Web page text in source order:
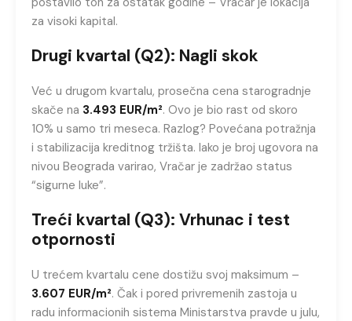
za visoki kapital.
Drugi kvartal (Q2): Nagli skok
Već u drugom kvartalu, prosečna cena starogradnje
skače na 3.493 EUR/m². Ovo je bio rast od skoro
10% u samo tri meseca. Razlog? Povećana potražnja
i stabilizacija kreditnog tržišta. Iako je broj ugovora na
nivou Beograda varirao, Vračar je zadržao status
“sigurne luke”.
Treći kvartal (Q3): Vrhunac i test
otpornosti
U trećem kvartalu cene dostižu svoj maksimum –
3.607 EUR/m². Čak i pored privremenih zastoja u
radu informacionih sistema Ministarstva pravde u julu,